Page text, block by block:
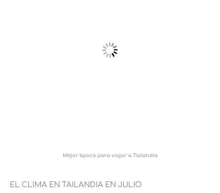
Mejor época para viajar a Tailandia
EL CLIMA EN TAILANDIA EN JULIO